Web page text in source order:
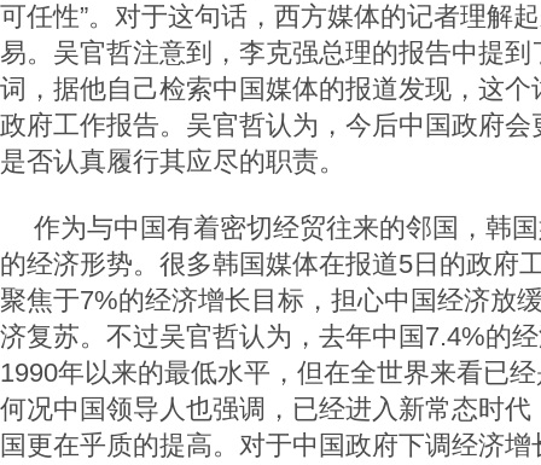
可任性”。对于这句话，西方媒体的记者理解
易。吴官哲注意到，李克强总理的报告中提到
词，据他自己检索中国媒体的报道发现，这
政府工作报告。吴官哲认为，今后中国政府
是否认真履行其应尽的职责。
作为与中国有着密切经贸往来的邻国，韩
的经济形势。很多韩国媒体在报道5日的政府
聚焦于7%的经济增长目标，担心中国经济放
济复苏。不过吴官哲认为，去年中国7.4%的
1990年以来的最低水平，但在全世界来看已
何况中国领导人也强调，已经进入新常态时
国更在乎质的提高。对于中国政府下调经济